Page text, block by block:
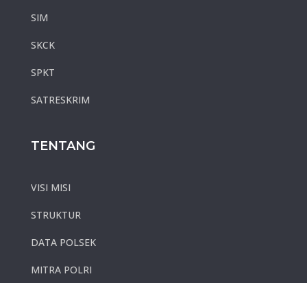
SIM
SKCK
SPKT
SATRESKRIM
TENTANG
VISI MISI
STRUKTUR
DATA POLSEK
MITRA POLRI